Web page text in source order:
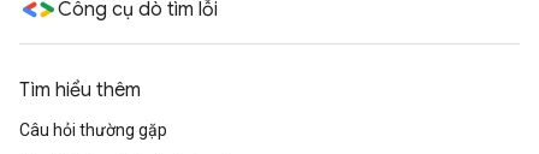
Công cụ dò tìm lỗi
Tìm hiểu thêm
Câu hỏi thường gặp